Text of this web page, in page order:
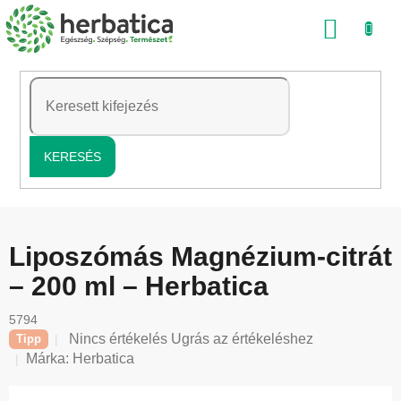
Ugrás
a
tartalomhoz
KERESÉS
Liposzómás Magnézium-citrát
– 200 ml – Herbatica
5794
Tipp
A
termék
Nincs értékelés Ugrás az értékeléshez
Márka: Herbatica